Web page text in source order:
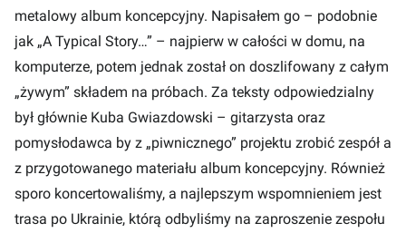
metalowy album koncepcyjny. Napisałem go – podobnie
jak „A Typical Story…” – najpierw w całości w domu, na
komputerze, potem jednak został on doszlifowany z całym
„żywym” składem na próbach. Za teksty odpowiedzialny
był głównie Kuba Gwiazdowski – gitarzysta oraz
pomysłodawca by z „piwnicznego” projektu zrobić zespół a
z przygotowanego materiału album koncepcyjny. Również
sporo koncertowaliśmy, a najlepszym wspomnieniem jest
trasa po Ukrainie, którą odbyliśmy na zaproszenie zespołu